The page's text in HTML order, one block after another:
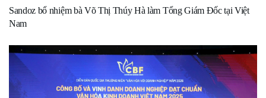
Sandoz bổ nhiệm bà Võ Thị Thúy Hà làm Tổng Giám Đốc tại Việt
Nam